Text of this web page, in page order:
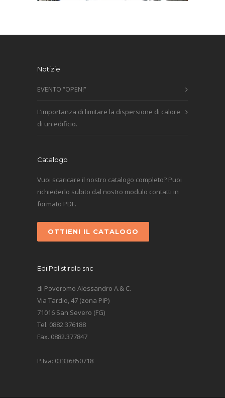
Notizie
EVENTO “OPEN!”
L’importanza di limitare la dispersione di calore
di un edificio.
Catalogo
Vuoi scaricare il nostro catalogo completo? Puoi
richiederlo subito dal nostro modulo contatti in
formato PDF.
OTTIENI IL CATALOGO
EdilPolistirolo snc
di Poveromo Alessandro A.& C.
Via Tardio, 47 (zona PIP)
71016 San Severo (FG)
Tel. 0882.376188
Fax. 0882.377847
P.Iva: 03336850718